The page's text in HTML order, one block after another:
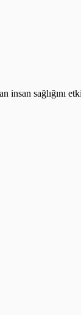
sağlığını